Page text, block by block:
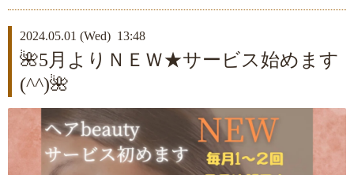
2024.05.01 (Wed) 13:48
🌺5月よりＮＥＷ★サービス始めます
(^^)🌺